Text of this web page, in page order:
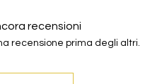
recensioni
recensione prima degli altri.